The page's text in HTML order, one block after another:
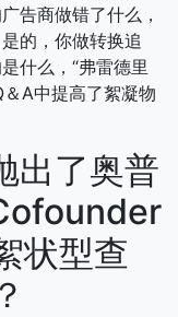
告商做错了什么，
的，你做转换追
什么，“弗雷德里
A中提高了絮凝物
出了奥普
状型查